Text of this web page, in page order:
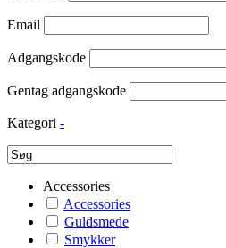
Email
Adgangskode
Gentag adgangskode
Kategori -
Accessories
Accessories
Guldsmede
Smykker